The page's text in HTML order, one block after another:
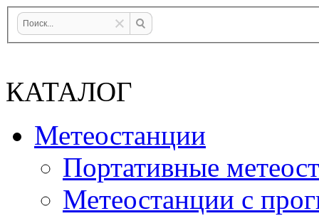
КАТАЛОГ
Метеостанции
Портативные
Метеостанции с